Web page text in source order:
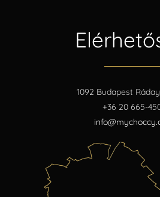
1092 Budapest
+36 20 665-